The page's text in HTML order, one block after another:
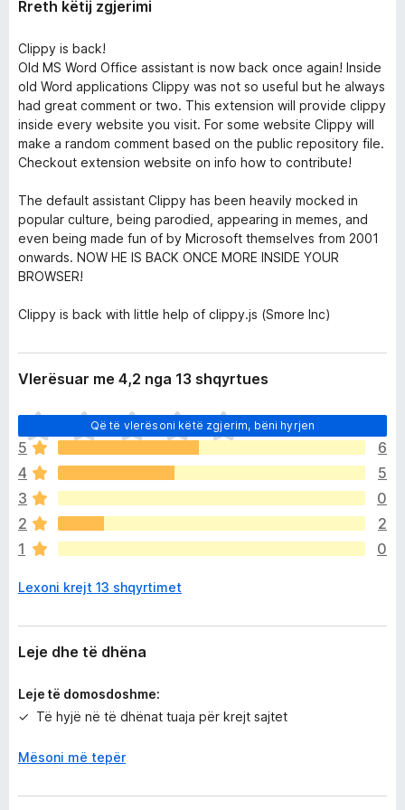
Rreth këtij zgjerimi
Clippy is back!
Old MS Word Office assistant is now back once again! Inside
old Word applications Clippy was not so useful but he always
had great comment or two. This extension will provide clippy
inside every website you visit. For some website Clippy will
make a random comment based on the public repository file.
Checkout extension website on info how to contribute!
The default assistant Clippy has been heavily mocked in
popular culture, being parodied, appearing in memes, and
even being made fun of by Microsoft themselves from 2001
onwards. NOW HE IS BACK ONCE MORE INSIDE YOUR
BROWSER!
Clippy is back with little help of clippy.js (Smore Inc)
Vlerësuar me 4,2 nga 13 shqyrtues
Që të vlerësoni këtë zgjerim, bëni hyrjen
E
n
d
e
p
a
v
l
r
s
i
e
5
6
4
5
3
0
2
2
1
0
Lexoni krejt 13 shqyrtimet
Leje dhe të dhëna
Leje të domosdoshme:
Të hyjë në të dhënat tuaja për krejt sajtet
Mësoni më tepër